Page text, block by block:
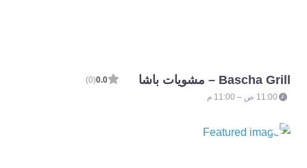
Bascha Grill – مشويات باشا 0.0
(0)
11:00 ص – 11:00 م